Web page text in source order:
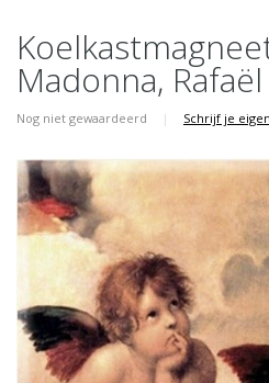
Madonna, Rafaël
Nog niet gewaardeerd | Schrijf je